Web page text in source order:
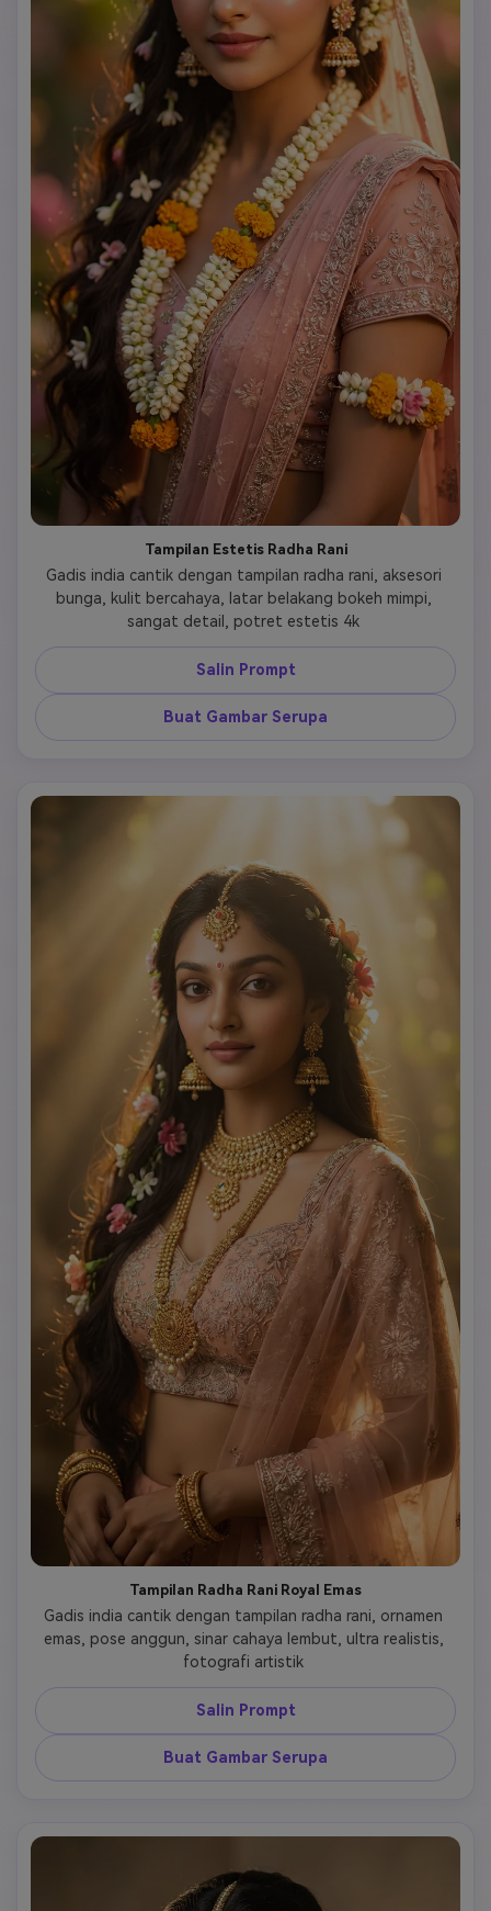
Tampilan Estetis Radha Rani
Gadis india cantik dengan tampilan radha rani, aksesori
bunga, kulit bercahaya, latar belakang bokeh mimpi,
Salin Prompt
Buat Gambar Serupa
Tampilan Radha Rani Royal Emas
Gadis india cantik dengan tampilan radha rani, ornamen
emas, pose anggun, sinar cahaya lembut, ultra realistis,
Salin Prompt
Buat Gambar Serupa